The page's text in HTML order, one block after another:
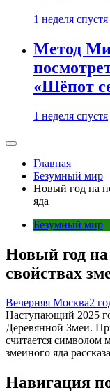
1 неделя спустя
Метод
«Шёпот
1 неделя спустя
Главная
Безумный мир
Новый год на
яда
Безумный мир
Новый год
свойствах
Вечерняя Москва2
Наступающий 2025
Деревянной Змеи.
считается символом
змеиного яда
Навигация